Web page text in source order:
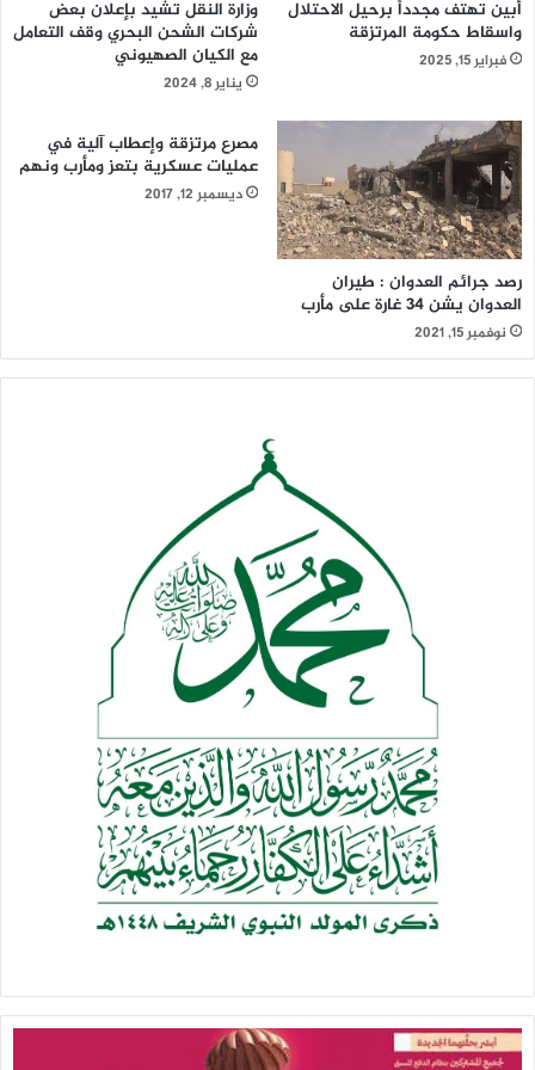
هادي المتواجدين بمدينة عتق.
وشهدت مديرية حبان غارات جوية شنها تحالف العدوان، الثلاثاء،
مستهدفاً محيط مقر اللواء 19 مشاه.
وكالة خبر
أبين تهتف مجدداً برحيل الاحتلال
واسقاط حكومة المرتزقة
فبراير 15, 2025
وزارة النقل تشيد بإعلان بعض
شركات الشحن البحري وقف التعامل
مع الكيان الصهيوني
يناير 8, 2024
رصد جرائم العدوان : طيران
العدوان يشن 34 غارة على مأرب
نوفمبر 15, 2021
مصرع مرتزقة وإعطاب آلية في
عمليات عسكرية بتعز ومأرب ونهم
ديسمبر 12, 2017